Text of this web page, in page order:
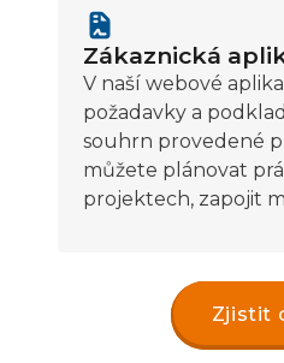
Zákaznická
V naší webové
požadavky a
souhrn provedené
můžete plánovat
projektech, zapojit
Zjistit